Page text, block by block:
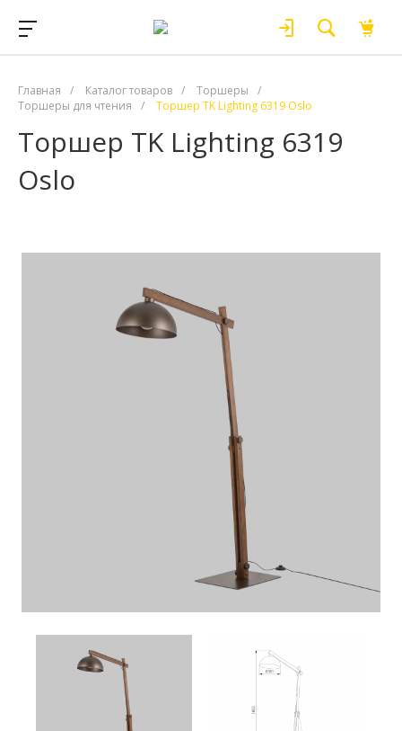
Главная / Каталог товаров / Торшеры
/
Торшеры для чтения
/ Торшер TK Lighting 6319 Oslo
Торшер TK Lighting 6319
Oslo